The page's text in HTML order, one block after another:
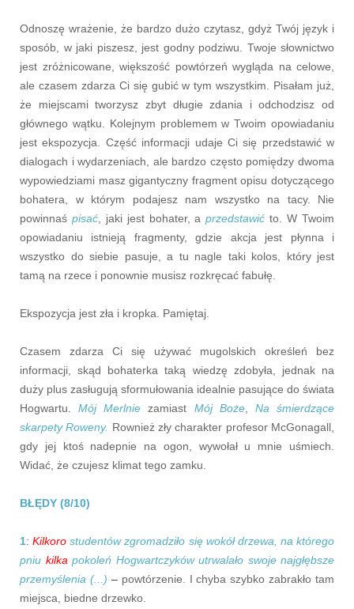
Odnoszę wrażenie, że bardzo dużo czytasz, gdyż Twój język i
sposób, w jaki piszesz, jest godny podziwu. Twoje słownictwo
jest zróżnicowane, większość powtórzeń wygląda na celowe,
ale czasem zdarza Ci się gubić w tym wszystkim. Pisałam już,
że miejscami tworzysz zbyt długie zdania i odchodzisz od
głównego wątku. Kolejnym problemem w Twoim opowiadaniu
jest ekspozycja. Część informacji udaje Ci się przedstawić w
dialogach i wydarzeniach, ale bardzo często pomiędzy dwoma
wypowiedziami masz gigantyczny fragment opisu dotyczącego
bohatera, w którym podajesz nam wszystko na tacy. Nie
powinnaś pisać, jaki jest bohater, aprzedstawić to. W Twoim
opowiadaniu istnieją fragmenty, gdzie akcja jest płynna i
wszystko do siebie pasuje, a tu nagle taki kolos, który jest
tamą na rzece i ponownie musisz rozkręcać fabułę.
Ekspozycja jest zła i kropka. Pamiętaj.
Czasem zdarza Ci się używać mugolskich określeń bez
informacji, skąd bohaterka taką wiedzę zdobyła, jednak na
duży plus zasługują sformułowania idealnie pasujące do świata
Hogwartu.Mój Merlnie zamiast Mój Boże, Na śmierdzące
skarpety Roweny. Rownież zły charakter profesor McGonagall,
gdy jej ktoś nadepnie na ogon, wywołał u mnie uśmiech.
Widać, że czujesz klimat tego zamku.
BŁĘDY (8/10)
1:Kilkoro studentów zgromadziło się wokół drzewa, na którego
pniu kilka pokoleń Hogwartczyków utrwalało swoje najgłębsze
przemyślenia (...) – powtórzenie. I chyba szybko zabrakło tam
miejsca, biedne drzewko.